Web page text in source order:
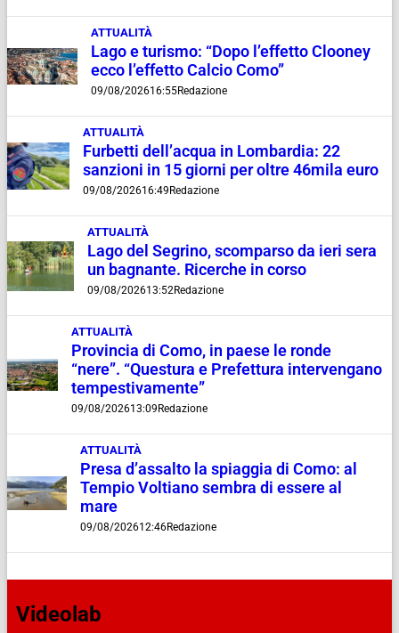
ATTUALITÀ
Lago e turismo: “Dopo l’effetto Clooney
ecco l’effetto Calcio Como”
09/08/202616:55Redazione
ATTUALITÀ
Furbetti dell’acqua in Lombardia: 22
sanzioni in 15 giorni per oltre 46mila euro
09/08/202616:49 Redazione
ATTUALITÀ
Lago del Segrino, scomparso da ieri sera
un bagnante. Ricerche in corso
09/08/202613:52Redazione
ATTUALITÀ
Provincia di Como, in paese le ronde
“nere”. “Questura e Prefettura intervengano
tempestivamente”
09/08/202613:09 Redazione
ATTUALITÀ
Presa d’assalto la spiaggia di Como: al
Tempio Voltiano sembra di essere al
mare
09/08/202612:46Redazione
Videolab